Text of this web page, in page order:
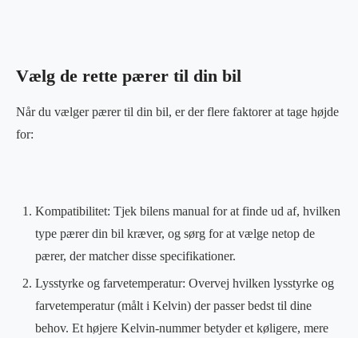
Vælg de rette pærer til din bil
Når du vælger pærer til din bil, er der flere faktorer at tage højde
for:
Kompatibilitet: Tjek bilens manual for at finde ud af, hvilken
type pærer din bil kræver, og sørg for at vælge netop de
pærer, der matcher disse specifikationer.
Lysstyrke og farvetemperatur: Overvej hvilken lysstyrke og
farvetemperatur (målt i Kelvin) der passer bedst til dine
behov. Et højere Kelvin-nummer betyder et køligere, mere